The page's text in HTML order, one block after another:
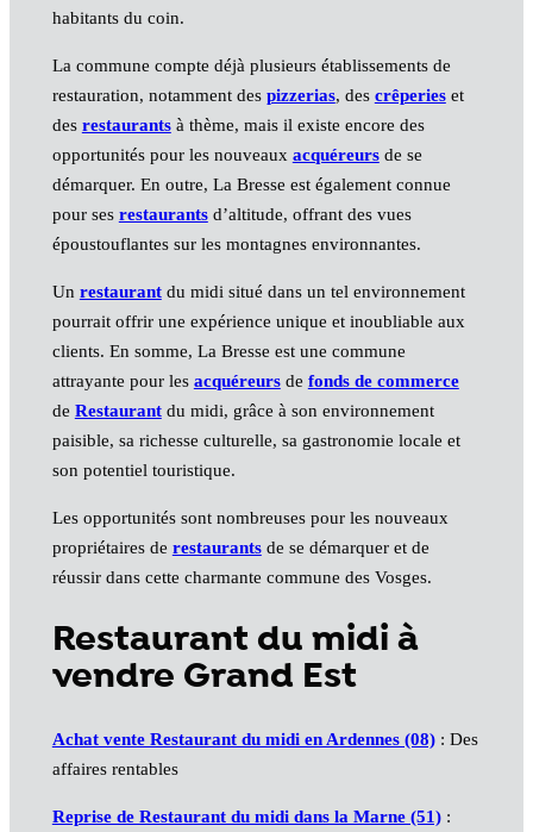
habitants du coin.
La commune compte déjà plusieurs établissements de
restauration, notamment des pizzerias, des crêperieset
des restaurantsà thème, mais il existe encore des
opportunités pour les nouveaux acquéreursde se
démarquer. En outre, La Bresse est également connue
pour ses restaurantsd’altitude, offrant des vues
époustouflantes sur les montagnes environnantes.
Un restaurantdu midi situé dans un tel environnement
pourrait offrir une expérience unique et inoubliable aux
clients. En somme, La Bresse est une commune
attrayante pour les acquéreursde fonds de commerce
de Restaurantdu midi, grâce à son environnement
paisible, sa richesse culturelle, sa gastronomie locale et
son potentiel touristique.
Les opportunités sont nombreuses pour les nouveaux
propriétaires de restaurantsde se démarquer et de
réussir dans cette charmante commune des Vosges.
Restaurant du midi à
vendre Grand Est
Achat vente Restaurant du midi en Ardennes (08): Des
affaires rentables
Reprise de Restaurant du midi dans la Marne (51):